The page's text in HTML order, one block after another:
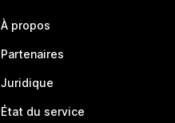
À propos
Partenaires
Juridique
État du service